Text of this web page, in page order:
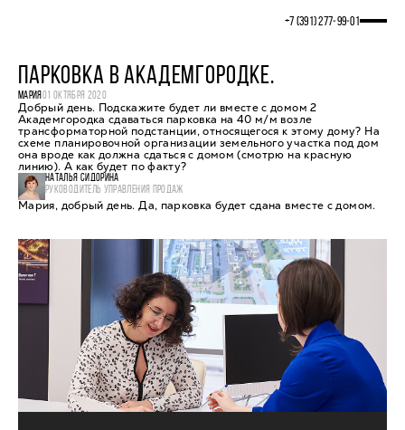
+7 (391) 277‒99‒01
ПАРКОВКА В АКАДЕМГОРОДКЕ.
МАРИЯ01 ОКТЯБРЯ 2020
Добрый день. Подскажите будет ли вместе с домом 2
Академгородка сдаваться парковка на 40 м/м возле
трансформаторной подстанции, относящегося к этому дому? На
схеме планировочной организации земельного участка под дом
она вроде как должна сдаться с домом (смотрю на красную
линию). А как будет по факту?
НАТАЛЬЯ СИДОРИНА
РУКОВОДИТЕЛЬ УПРАВЛЕНИЯ ПРОДАЖ
Мария, добрый день. Да, парковка будет сдана вместе с домом.